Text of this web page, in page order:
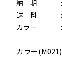
納 期
送 料
カラー
カラー(M021)